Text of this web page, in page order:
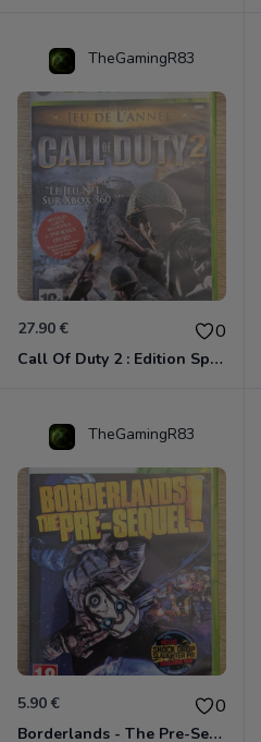
TheGamingR83
27.90 € 0
Call Of Duty 2 : Edition Spéciale Xbox 360 GOTY
TheGamingR83
5.90 € 0
Borderlands - The Pre-Sequel ! Xbox 360